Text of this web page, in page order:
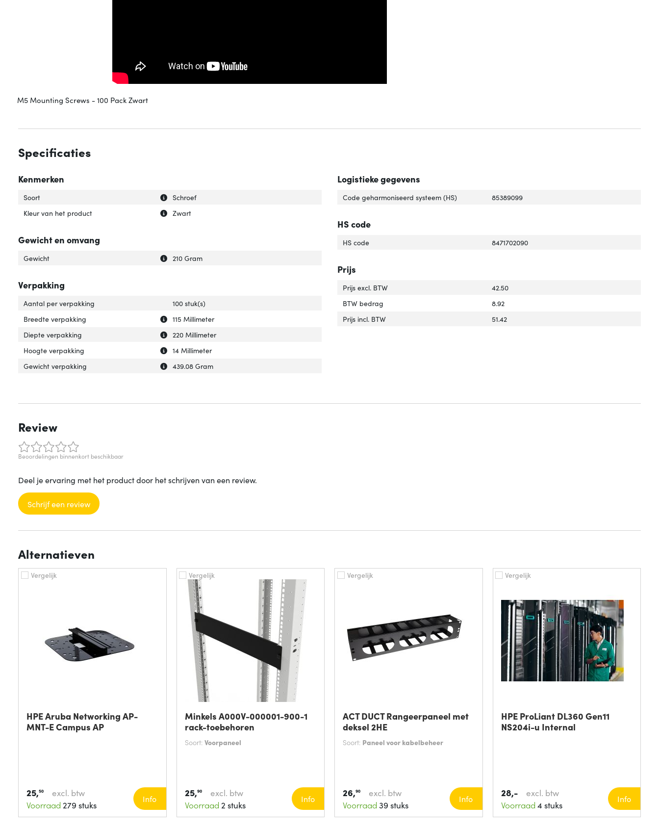
M5 Mounting Screws - 100 Pack Zwart
Specificaties
Kenmerken
Uitleg over 'Soort'
Verberg uitleg over 'Soort'
Soort
Schroef
Uitleg over 'Kleur van het product'
Verberg uitleg over 'Kleur van het product'
Kleur van het product Zwart
Gewicht en omvang
Uitleg over 'Gewicht'
Verberg uitleg over 'Gewicht'
Gewicht 210 Gram
Verpakking
Aantal per verpakking
100 stuk(s)
Uitleg over 'Breedte verpakking'
Verberg uitleg over 'Breedte verpakking'
Breedte verpakking
115 Millimeter
Uitleg over 'Diepte verpakking'
Verberg uitleg over 'Diepte verpakking'
Diepte verpakking
220 Millimeter
Uitleg over 'Hoogte verpakking'
Verberg uitleg over 'Hoogte verpakking'
Hoogte verpakking
14 Millimeter
Uitleg over 'Gewicht verpakking'
Verberg uitleg over 'Gewicht verpakking'
Gewicht verpakking 439.08 Gram
Logistieke gegevens
Code geharmoniseerd systeem (HS) 85389099
HS code
HS code 8471702090
Prijs
Prijs excl. BTW
42.50
BTW bedrag
8.92
Prijs incl. BTW
51.42
Review
Beoordelingen binnenkort beschikbaar
Deel je ervaring met het product door het schrijven van een review.
Schrijf een review
Alternatieven
Vergelijk
HPE Aruba Networking AP-
MNT-E Campus AP
25,50
excl. btw
Voorraad 279 stuks
Info
Vergelijk
Minkels A000V-000001-900-1
rack-toebehoren
Soort: Voorpaneel
25,90
excl. btw
Voorraad 2 stuks
Info
Vergelijk
ACT DUCT Rangeerpaneel met
deksel 2HE
Soort: Paneel voor kabelbeheer
26,90
excl. btw
Voorraad 39 stuks
Info
Vergelijk
HPE ProLiant DL360 Gen11
NS204i-u Internal
28,-
excl. btw
Voorraad 4 stuks
Info